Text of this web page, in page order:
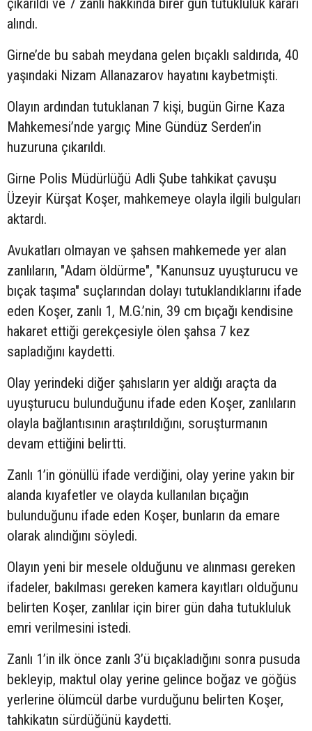
çıkarıldı ve 7 zanlı hakkında birer gün tutukluluk kararı
alındı.
Girne’de bu sabah meydana gelen bıçaklı saldırıda, 40
yaşındaki Nizam Allanazarov hayatını kaybetmişti.
Olayın ardından tutuklanan 7 kişi, bugün Girne Kaza
Mahkemesi’nde yargıç Mine Gündüz Serden’in
huzuruna çıkarıldı.
Girne Polis Müdürlüğü Adli Şube tahkikat çavuşu
Üzeyir Kürşat Koşer, mahkemeye olayla ilgili bulguları
aktardı.
Avukatları olmayan ve şahsen mahkemede yer alan
zanlıların, "Adam öldürme", "Kanunsuz uyuşturucu ve
bıçak taşıma" suçlarından dolayı tutuklandıklarını ifade
eden Koşer, zanlı 1, M.G.’nin, 39 cm bıçağı kendisine
hakaret ettiği gerekçesiyle ölen şahsa 7 kez
sapladığını kaydetti.
Olay yerindeki diğer şahısların yer aldığı araçta da
uyuşturucu bulunduğunu ifade eden Koşer, zanlıların
olayla bağlantısının araştırıldığını, soruşturmanın
devam ettiğini belirtti.
Zanlı 1’in gönüllü ifade verdiğini, olay yerine yakın bir
alanda kıyafetler ve olayda kullanılan bıçağın
bulunduğunu ifade eden Koşer, bunların da emare
olarak alındığını söyledi.
Olayın yeni bir mesele olduğunu ve alınması gereken
ifadeler, bakılması gereken kamera kayıtları olduğunu
belirten Koşer, zanlılar için birer gün daha tutukluluk
emri verilmesini istedi.
Zanlı 1’in ilk önce zanlı 3’ü bıçakladığını sonra pusuda
bekleyip, maktul olay yerine gelince boğaz ve göğüs
yerlerine ölümcül darbe vurduğunu belirten Koşer,
tahkikatın sürdüğünü kaydetti.